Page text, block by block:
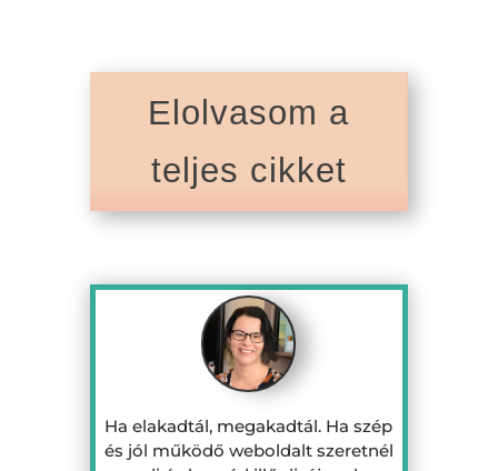
Elolvasom a
teljes cikket
Ha elakadtál, megakadtál. Ha szép
és jól működő weboldalt szeretnél